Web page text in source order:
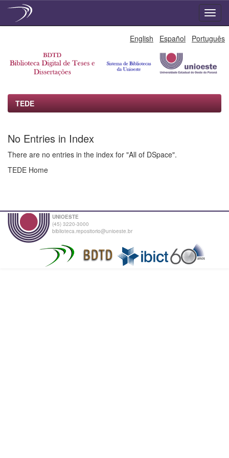
English Español Português
TEDE
No Entries in Index
There are no entries in the index for "All of DSpace".
TEDE Home
UNIOESTE
(45) 3220-3000
biblioteca.repositorio@unioeste.br